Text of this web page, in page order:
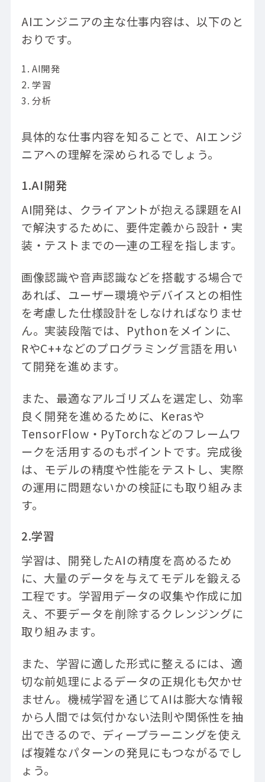
AIエンジニアの主な仕事内容は、以下のと
おりです。
AI開発
学習
分析
具体的な仕事内容を知ることで、AIエンジ
ニアへの理解を深められるでしょう。
1.AI開発
AI開発は、クライアントが抱える課題をAI
で解決するために、要件定義から設計・実
装・テストまでの一連の工程を指します。
画像認識や音声認識などを搭載する場合で
あれば、ユーザー環境やデバイスとの相性
を考慮した仕様設計をしなければなりませ
ん。実装段階では、Pythonをメインに、
RやC++などのプログラミング言語を用い
て開発を進めます。
また、最適なアルゴリズムを選定し、効率
良く開発を進めるために、Kerasや
TensorFlow・PyTorchなどのフレームワ
ークを活用するのもポイントです。完成後
は、モデルの精度や性能をテストし、実際
の運用に問題ないかの検証にも取り組みま
す。
2.学習
学習は、開発したAIの精度を高めるため
に、大量のデータを与えてモデルを鍛える
工程です。学習用データの収集や作成に加
え、不要データを削除するクレンジングに
取り組みます。
また、学習に適した形式に整えるには、適
切な前処理によるデータの正規化も欠かせ
ません。機械学習を通じてAIは膨大な情報
から人間では気付かない法則や関係性を抽
出できるので、ディープラーニングを使え
ば複雑なパターンの発見にもつながるでし
ょう。